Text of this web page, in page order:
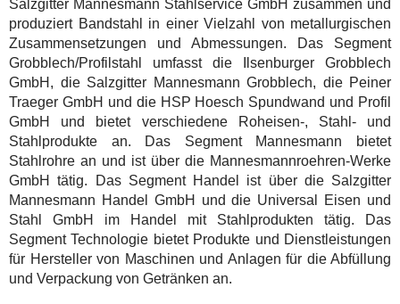
Salzgitter Mannesmann Stahlservice GmbH zusammen und
produziert Bandstahl in einer Vielzahl von metallurgischen
Zusammensetzungen und Abmessungen. Das Segment
Grobblech/Profilstahl umfasst die Ilsenburger Grobblech
GmbH, die Salzgitter Mannesmann Grobblech, die Peiner
Traeger GmbH und die HSP Hoesch Spundwand und Profil
GmbH und bietet verschiedene Roheisen-, Stahl- und
Stahlprodukte an. Das Segment Mannesmann bietet
Stahlrohre an und ist über die Mannesmannroehren-Werke
GmbH tätig. Das Segment Handel ist über die Salzgitter
Mannesmann Handel GmbH und die Universal Eisen und
Stahl GmbH im Handel mit Stahlprodukten tätig. Das
Segment Technologie bietet Produkte und Dienstleistungen
für Hersteller von Maschinen und Anlagen für die Abfüllung
und Verpackung von Getränken an.